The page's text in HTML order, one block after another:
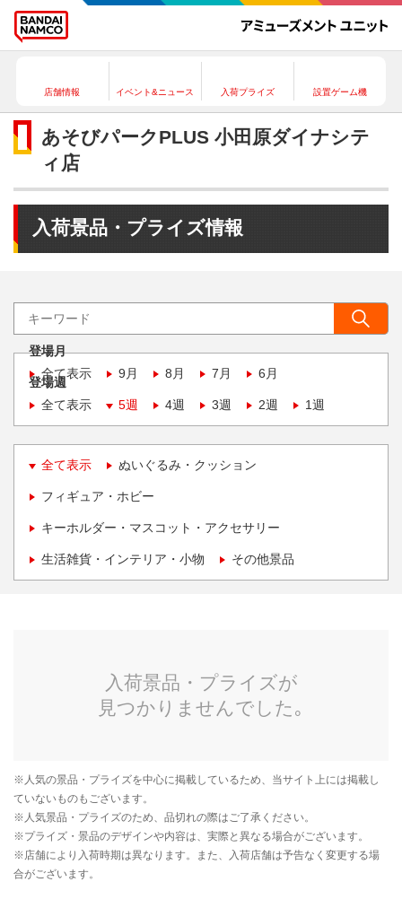
店舗情報 イベント&ニュース 入荷プライズ 設置ゲーム機
あそびパークPLUS 小田原ダイナシテ
ィ店
入荷景品・プライズ情報
登場月
全て表示
9月 8月 7月 6月
登場週
全て表示
5週 4週 3週 2週 1週
全て表示 ぬいぐるみ・クッション
フィギュア・ホビー
キーホルダー・マスコット・アクセサリー
生活雑貨・インテリア・小物 その他景品